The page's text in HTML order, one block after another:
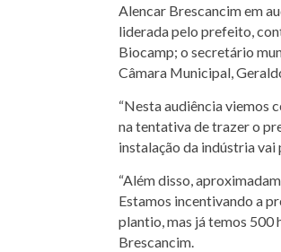
Alencar Brescancim em
liderada pelo prefeito,
Biocamp; o secretário
Câmara Municipal,
“Nesta audiência viemos
na tentativa de trazer o
instalação da indústria
“Além disso,
Estamos incentivando a
plantio, mas já temos 500
Brescancim.